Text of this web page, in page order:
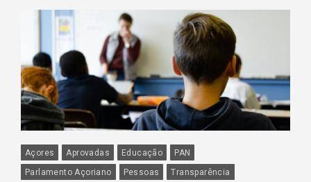
Açores Aprovadas Educação
PAN
Parlamento Açoriano
Pessoas Transparência